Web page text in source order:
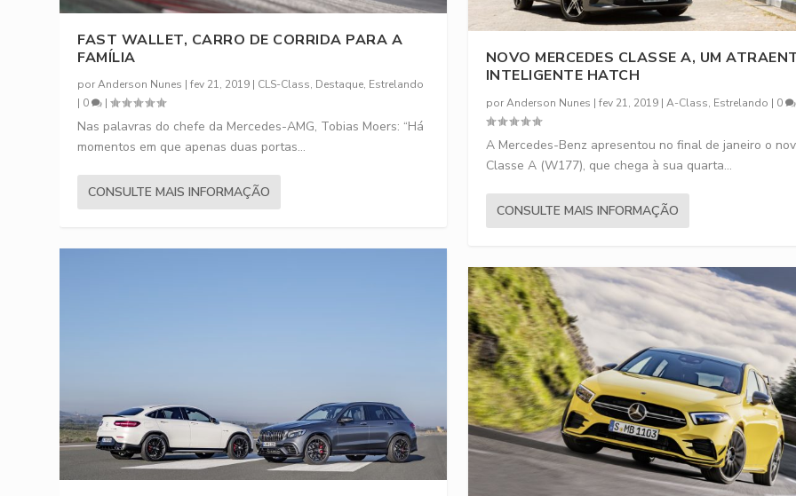
FAST WALLET, CARRO DE CORRIDA PARA A
FAMÍLIA
porAnderson Nunes |fev 21, 2019 | CLS-Class, Destaque, Estrelando
| 0 |
Nas palavras do chefe da Mercedes-AMG, Tobias Moers: “Há
momentos em que apenas duas portas...
CONSULTE MAIS INFORMAÇÃO
NOVO MERCEDES CLASSE A, UM
INTELIGENTE HATCH
porAnderson Nunes | fev 21, 2019| A-Class, Estrelando | 0
A Mercedes-Benz apresentou no final de janeiro o
Classe A (W177), que chega à sua quarta...
CONSULTE MAIS INFORMAÇÃO